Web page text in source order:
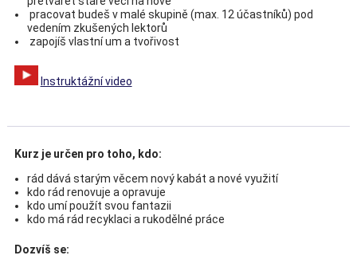
pracovat budeš v malé skupině (max. 12 účastníků) pod
vedením zkušených lektorů
zapojíš vlastní um a tvořivost
Instruktážní video
Kurz je určen pro toho, kdo:
rád dává starým věcem nový kabát a nové využití
kdo rád renovuje a opravuje
kdo umí použít svou fantazii
kdo má rád recyklaci a rukodělné práce
Dozvíš se: